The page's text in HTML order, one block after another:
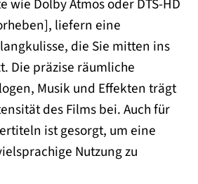
wie Dolby Atmos oder DTS-HD
liefern eine
die Sie mitten ins
Die präzise räumliche
Musik und Effekten trägt
des Films bei. Auch für
ist gesorgt, um eine
Nutzung zu